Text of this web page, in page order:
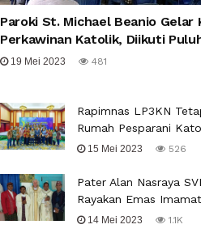
Paroki St. Michael Beanio Gelar
Perkawinan Katolik, Diikuti
19 Mei 2023 481
Rapimnas LP3KN
Rumah Pesparani
15 Mei 2023 526
Pater Alan Nasraya
Rayakan Emas
14 Mei 2023 1.1K